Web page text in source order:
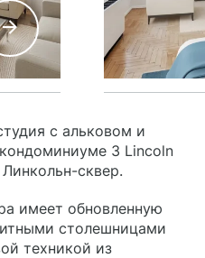
с альковом и
3 Lincoln
сквер.
имеет обновленную
столешницами
техникой из